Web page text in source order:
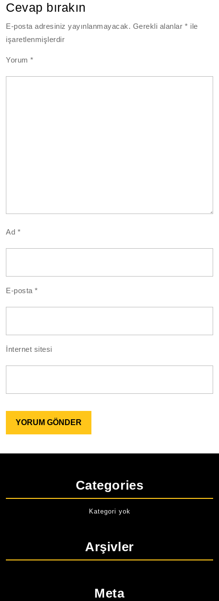
Cevap bırakın
E-posta adresiniz yayınlanmayacak. Gerekli alanlar* ile
işaretlenmişlerdir
Yorum*
Ad *
E-posta*
İnternet sitesi
Categories
Kategori yok
Arşivler
Meta